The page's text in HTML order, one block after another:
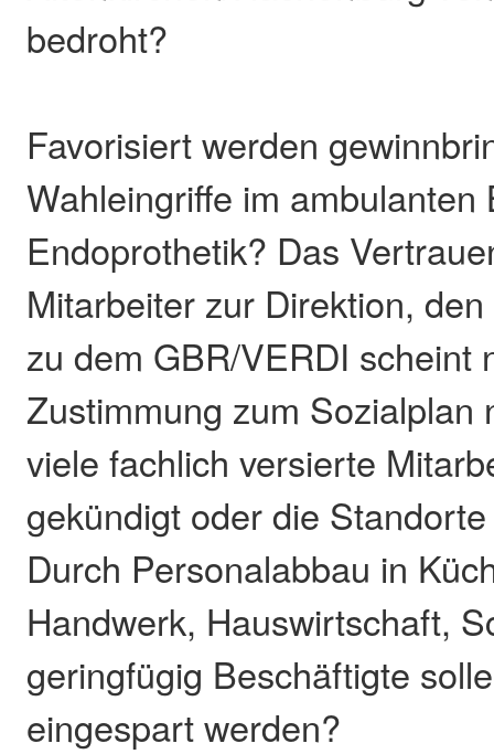
bedroht?
Favorisiert werden
Wahleingriffe im
Endoprothetik? Das
Mitarbeiter zur Direktion,
zu dem GBR/VERDI scheint
Zustimmung zum Sozialplan
viele fachlich versierte
gekündigt oder die
Durch Personalabbau in
Handwerk, Hauswirtschaft,
geringfügig Beschäftigte
eingespart werden?